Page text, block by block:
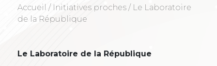
Accueil / Initiatives proches / Le Laboratoire
de la République
Le Laboratoire de la République